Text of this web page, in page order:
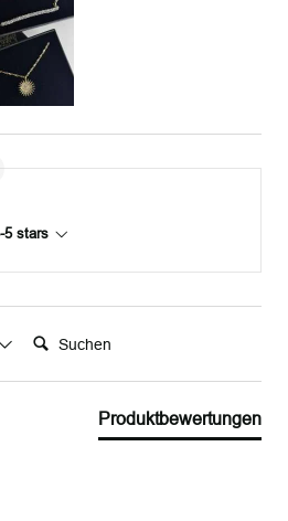
5 stars
Suchen:
Produktbewertungen